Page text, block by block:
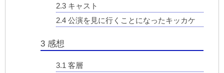
2.3キャスト
2.4公演を見に行くことになったキッカケ
3 感想
3.1 客層